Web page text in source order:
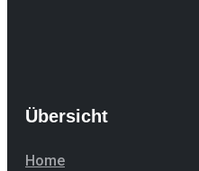
Übersicht
Home